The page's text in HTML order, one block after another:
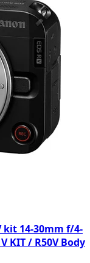
kit 14-30mm f/4-
KIT / R50V Body